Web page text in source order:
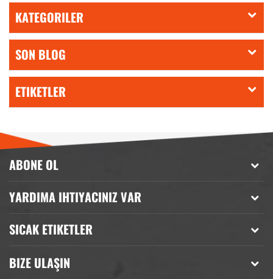
KATEGORILER
SON BLOG
ETIKETLER
ABONE OL
YARDIMA IHTIYACINIZ VAR
SICAK ETIKETLER
BIZE ULAŞIN